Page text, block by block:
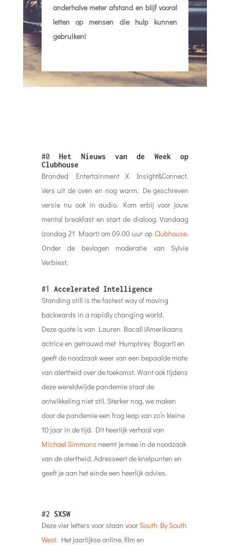
anderhalve meter afstand en blijf vooral
letten op mensen die hulp kunnen
gebruiken!
#0Het Nieuws van de Week op
Clubhouse
Branded Entertainment X Insight&Connect.
Vers uit de oven en nog warm. De geschreven
versie nu ook in audio. Kom erbij voor jouw
mental breakfast en start de dialoog. Vandaag
(zondag 21 Maart) om 09.00 uur opClubhouse.
Onder de bevlogen moderatie van Sylvie
Verbiest.
#1 Accelerated Intelligence
Standing still is the fastest way of moving
backwards in a rapidly changing world.
Deze quote is van Lauren Bacall (Amerikaans
actrice en getrouwd met Humphrey Bogart) en
geeft de noodzaak weer van een bepaalde mate
van alertheid over de toekomst. Want ook tijdens
deze wereldwijde pandemie staat de
ontwikkeling niet stil. Sterker nog, we maken
door de pandemie een frog leap van zo’n kleine
10 jaar in de tijd. Dit heerlijk verhaal van
Michael Simmons neemt je mee in de noodzaak
van de alertheid. Adresseert de knelpunten en
geeft je aan het einde een heerlijk advies.
#2 SXSW
Deze vier letters voor staan voorSouth By South
West. Het jaarlijkse online, film en